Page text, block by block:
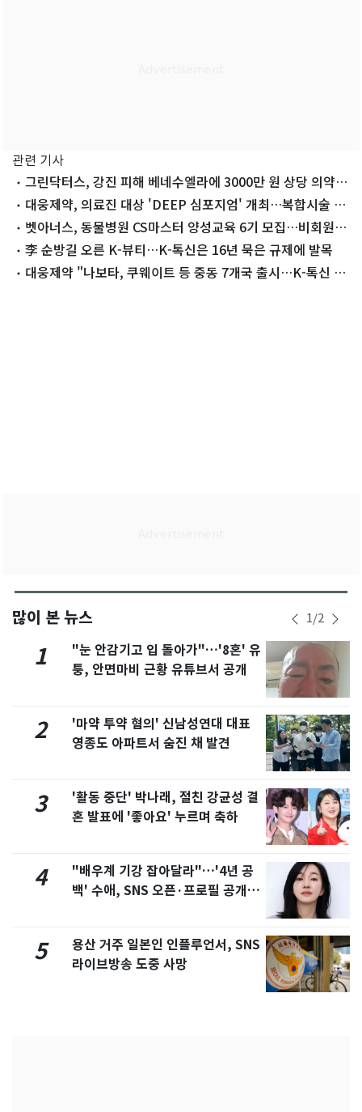
관련 기사
그린닥터스, 강진 피해 베네수엘라에 3000만 원 상당 의약품
지원대웅제약, 의료진 대상 'DEEP 심포지엄' 개최…복합시술 전
략 공유
벳아너스, 동물병원 CS마스터 양성교육 6기 모집…비회원도
신청李 순방길 오른 K-뷰티…K-톡신은 16년 묵은 규제에 발목
대웅제약 "나보타, 쿠웨이트 등 중동 7개국 출시…K-톡신 최
많이 본 뉴스 1/2
1
"눈 안감기고 입 돌아가"…'8혼' 유
퉁, 안면마비 근황 유튜브서 공개
2
'마약 투약 혐의' 신남성연대 대표
영종도 아파트서 숨진 채 발견
3
'활동 중단' 박나래, 절친 강균성 결
혼 발표에 '좋아요' 누르며 축하
4
"배우계 기강 잡아달라"…'4년 공
백' 수애, SNS 오픈·프로필 공개
5
용산 거주 일본인 인플루언서, SNS
라이브방송 도중 사망